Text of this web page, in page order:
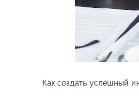
Как создать успешный